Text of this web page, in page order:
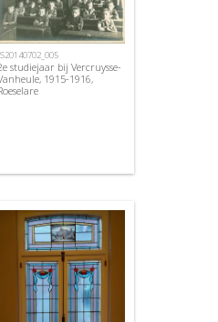
studiejaar bij Vercruysse-
1915-1916,